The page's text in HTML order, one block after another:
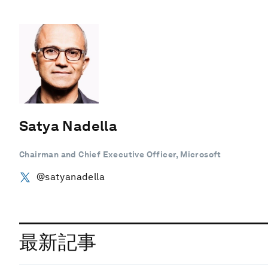
Satya Nadella
Chairman and Chief Executive Officer, Microsoft
@satyanadella
最新記事